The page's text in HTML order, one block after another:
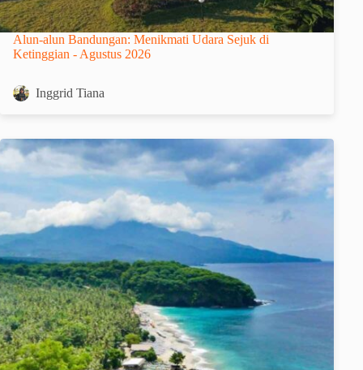
Alun-alun Bandungan: Menikmati Udara Sejuk di
Ketinggian - Agustus 2026
Inggrid Tiana